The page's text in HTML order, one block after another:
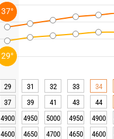
29 31 32 33 34
37
39 41 43 44
4900
4950 5000 4950 4900
4600
4650 4700 4650 4600
29°
37°